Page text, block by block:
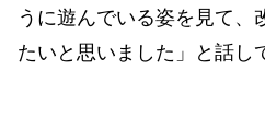
うに遊んでいる姿を見て、
たいと思いました」と話し